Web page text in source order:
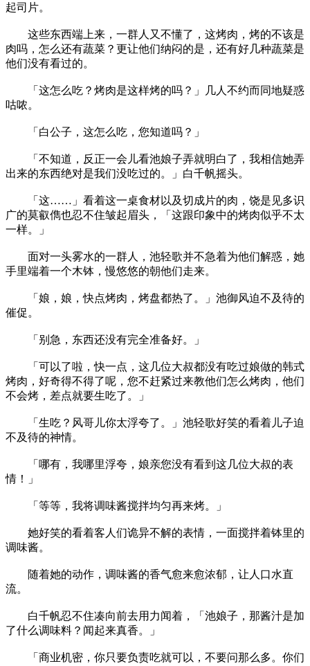
起司片。
这些东西端上来，一群人又不懂了，这烤肉，烤的不该是
肉吗，怎么还有蔬菜？更让他们纳闷的是，还有好几种蔬菜是
他们没有看过的。
「这怎么吃？烤肉是这样烤的吗？」几人不约而同地疑惑
咕哝。
「白公子，这怎么吃，您知道吗？」
「不知道，反正一会儿看池娘子弄就明白了，我相信她弄
出来的东西绝对是我们没吃过的。」白千帆摇头。
「这……」看着这一桌食材以及切成片的肉，饶是见多识
广的莫叡儁也忍不住皱起眉头，「这跟印象中的烤肉似乎不太
一样。」
面对一头雾水的一群人，池轻歌并不急着为他们解惑，她
手里端着一个木钵，慢悠悠的朝他们走来。
「娘，娘，快点烤肉，烤盘都热了。」池御风迫不及待的
催促。
「别急，东西还没有完全准备好。」
「可以了啦，快一点，这几位大叔都没有吃过娘做的韩式
烤肉，好奇得不得了呢，您不赶紧过来教他们怎么烤肉，他们
不会烤，差点就要生吃了。」
「生吃？风哥儿你太浮夸了。」池轻歌好笑的看着儿子迫
不及待的神情。
「哪有，我哪里浮夸，娘亲您没有看到这几位大叔的表
情！」
「等等，我将调味酱搅拌均匀再来烤。」
她好笑的看着客人们诡异不解的表情，一面搅拌着钵里的
调味酱。
随着她的动作，调味酱的香气愈来愈浓郁，让人口水直
流。
白千帆忍不住凑向前去用力闻着，「池娘子，那酱汁是加
了什么调味料？闻起来真香。」
「商业机密，你只要负责吃就可以，不要问那么多。你们